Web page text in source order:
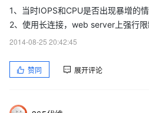
1、当时IOPS和CPU是否出现暴增的
2、使用长连接，web server上强行
2014-08-25 20:42:45
赞同 展开评论